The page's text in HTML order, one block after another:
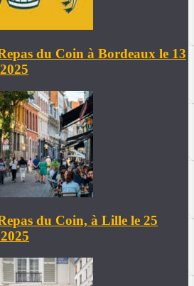
du Coin à Bordeaux le 13
du Coin, à Lille le 25